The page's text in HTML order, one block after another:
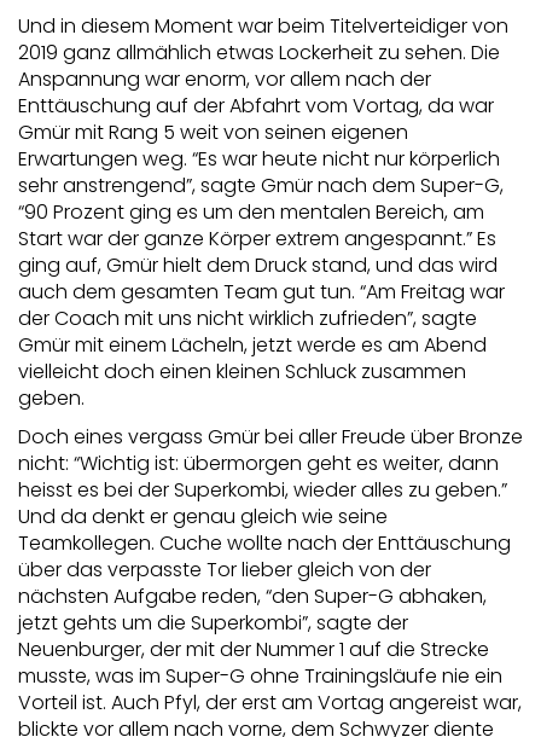
Und in diesem Moment war beim Titelverteidiger von
2019 ganz allmählich etwas Lockerheit zu sehen. Die
Anspannung war enorm, vor allem nach der
Enttäuschung auf der Abfahrt vom Vortag, da war
Gmür mit Rang 5 weit von seinen eigenen
Erwartungen weg. “Es war heute nicht nur körperlich
sehr anstrengend”, sagte Gmür nach dem Super-G,
“90 Prozent ging es um den mentalen Bereich, am
Start war der ganze Körper extrem angespannt.” Es
ging auf, Gmür hielt dem Druck stand, und das wird
auch dem gesamten Team gut tun. “Am Freitag war
der Coach mit uns nicht wirklich zufrieden”, sagte
Gmür mit einem Lächeln, jetzt werde es am Abend
vielleicht doch einen kleinen Schluck zusammen
geben.
Doch eines vergass Gmür bei aller Freude über Bronze
nicht: “Wichtig ist: übermorgen geht es weiter, dann
heisst es bei der Superkombi, wieder alles zu geben.”
Und da denkt er genau gleich wie seine
Teamkollegen. Cuche wollte nach der Enttäuschung
über das verpasste Tor lieber gleich von der
nächsten Aufgabe reden, “den Super-G abhaken,
jetzt gehts um die Superkombi”, sagte der
Neuenburger, der mit der Nummer 1 auf die Strecke
musste, was im Super-G ohne Trainingsläufe nie ein
Vorteil ist. Auch Pfyl, der erst am Vortag angereist war,
blickte vor allem nach vorne, dem Schwyzer diente